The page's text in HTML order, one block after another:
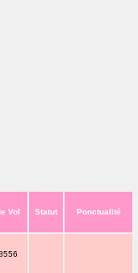
Vol Statut Ponctualité